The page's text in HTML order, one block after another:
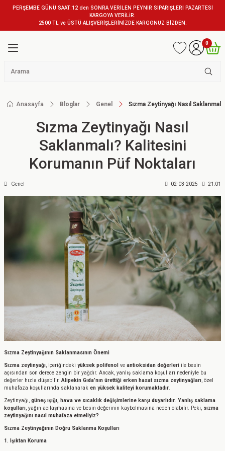
PERŞEMBE GÜNÜ SAAT:12 den SONRA VERİLEN PEYNİR SİPARİŞLERİ PAZARTESİ
KARGOYA VERİLİR.
2500 TL ve ÜSTÜ ALIŞVERİŞLERİNİZDE KARGONUZ BİZDEN.
0
Anasayfa Bloglar Genel Sızma Zeytinyağı Nasıl
Sızma Zeytinyağı Nasıl
Saklanmalı? Kalitesini
Korumanın Püf Noktaları
Genel 02-03-2025 21:01
Sızma Zeytinyağının Saklanmasının Önemi
Sızma zeytinyağı , içeriğindeki yüksek polifenol ve antioksidan değerleri ile besin
açısından son derece zengin bir yağdır. Ancak, yanlış saklama koşulları nedeniyle bu
değerler hızla düşebilir. Alipekin Gıda’nın ürettiği erken hasat sızma zeytinyağları , özel
muhafaza koşullarında saklanarak en yüksek kaliteyi korumaktadır
Zeytinyağı, güneş ışığı, hava ve sıcaklık değişimlerine karşı duyarlıdır Yanlış saklama
koşulları , yağın acılaşmasına ve besin değerinin kaybolmasına neden olabilir. Peki, sızma
zeytinyağını nasıl muhafaza etmeliyiz?
Sızma Zeytinyağının Doğru Saklanma Koşulları
1. Işıktan Koruma